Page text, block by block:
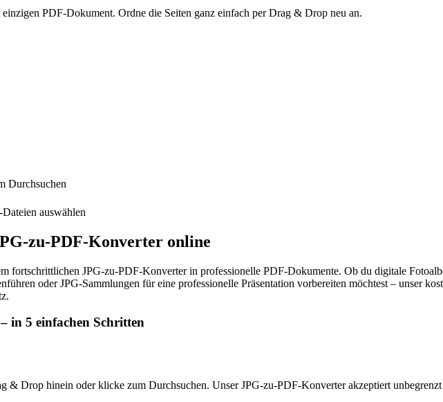
PDF-Dokument. Ordne die Seiten ganz einfach per Drag & Drop neu an.
Durchsuchen
Dateien auswählen
zu-PDF-Konverter online
fortschrittlichen JPG-zu-PDF-Konverter in professionelle PDF-Dokumente. Ob du digitale
oder JPG-Sammlungen für eine professionelle Präsentation vorbereiten möchtest – unser
in 5 einfachen Schritten
& Drop hinein oder klicke zum Durchsuchen. Unser JPG-zu-PDF-Konverter akzeptiert